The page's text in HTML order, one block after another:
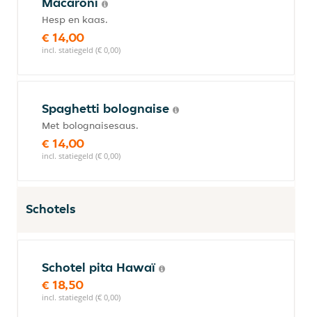
Hesp en kaas.
€ 14,00
incl. statiegeld (€ 0,00)
Spaghetti bolognaise
Met bolognaisesaus.
€ 14,00
incl. statiegeld (€ 0,00)
Schotels
Schotel pita Hawaï
€ 18,50
incl. statiegeld (€ 0,00)